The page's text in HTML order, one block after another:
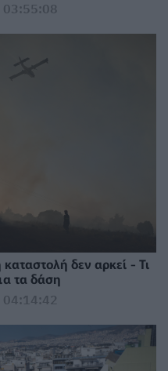
δεν αρκεί - Τι
τα δάση